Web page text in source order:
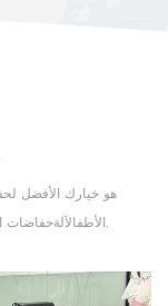
الأطفالآلةحفاضات الكبارآلة، فوط صحيةآلةو تحت سادةآلةفي الصين.